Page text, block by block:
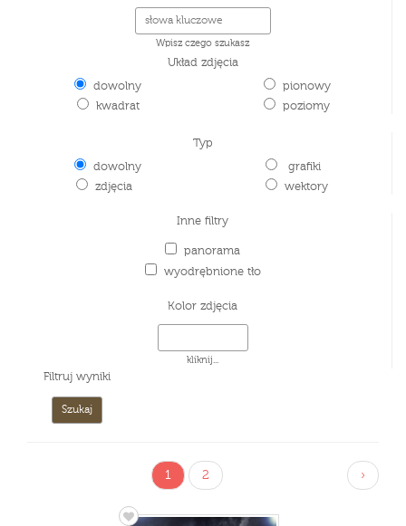
Wpisz czego szukasz
Układ zdjęcia
dowolny
kwadrat
pionowy
poziomy
Typ
dowolny
zdjęcia
grafiki
wektory
Inne filtry
panorama
wyodrębnione tło
Kolor zdjęcia
kliknij...
Filtruj wyniki
1 2 ›